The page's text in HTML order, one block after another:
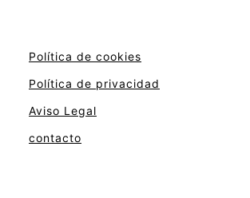
Política de cookies
Política de privacidad
Aviso Legal
contacto